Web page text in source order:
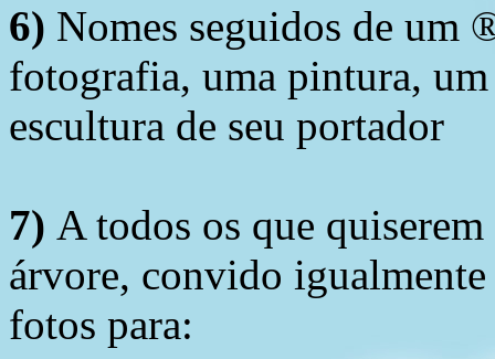
6) Nomes seguidos de um
fotografia, uma pintura,
escultura de seu portador
7) A todos os que
árvore, convido
fotos para: